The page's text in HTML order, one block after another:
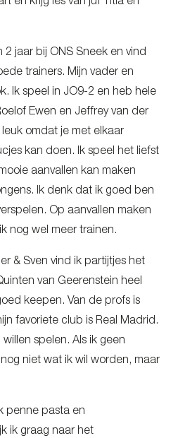
2 jaar bij ONS Sneek en vind
trainers. Mijn vader en
Ik speel in JO9-2 en heb hele
Ewen en Jeffrey van der
omdat je met elkaar
kan doen. Ik speel het liefst
aanvallen kan maken
Ik denk dat ik goed ben
Op aanvallen maken
nog wel meer trainen.
& Sven vind ik partijtjes het
van Geerenstein heel
keepen. Van de profs is
favoriete club is Real Madrid.
spelen. Als ik geen
niet wat ik wil worden, maar
penne pasta en
ik graag naar het